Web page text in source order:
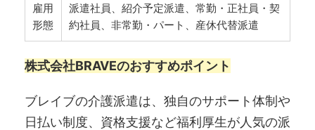
雇用
形態
派遣社員、紹介予定派遣、常勤・正社員・契
約社員、非常勤・パート、産休代替派遣
株式会社BRAVEのおすすめポイント
ブレイブの介護派遣は、独自のサポート体制や
日払い制度、資格支援など福利厚生が人気の派